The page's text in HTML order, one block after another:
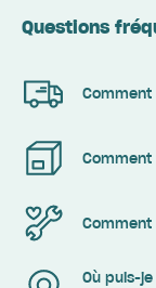
Questions
Où puis-